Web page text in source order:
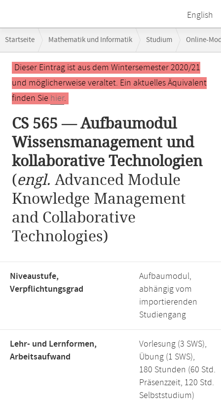
English
Navigation
Startseite Mathematik und Informatik Studium Online-
CS 565 — Aufbaumodul Wissensmanagement und kollaborative
Hauptinhalt
Dieser Eintrag ist aus dem Wintersemester 2020/21
und möglicherweise veraltet. Ein aktuelles Äquivalent
finden Sie hier.
CS 565 — Aufbaumodul
Wissensmanagement und
kollaborative Technologien
(engl. Advanced Module
Knowledge Management
and Collaborative
Technologies)
Niveaustufe,
Verpflichtungsgrad
Aufbaumodul,
abhängig vom
importierenden
Studiengang
Lehr- und Lernformen,
Arbeitsaufwand
Vorlesung (3 SWS),
Übung (1 SWS),
180 Stunden (60 Std.
Präsenzzeit, 120 Std.
Selbststudium)